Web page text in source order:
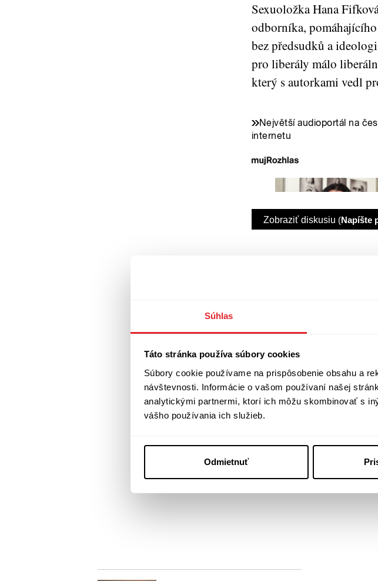
Súhlas
Táto stránka používa súbory cookies
Súbory cookie používame na prispôsobenie obsahu a
návštevnosti. Informácie o vašom používaní našej
analytickými partnermi, ktorí ich môžu skombinovať s
vášho používania ich služieb.
Odmietnuť
Sexuoložka Hana
odborníka,
bez předsudků a
pro liberály málo
který s autorkami vedl
Zobraziť diskusiu (Napíšte